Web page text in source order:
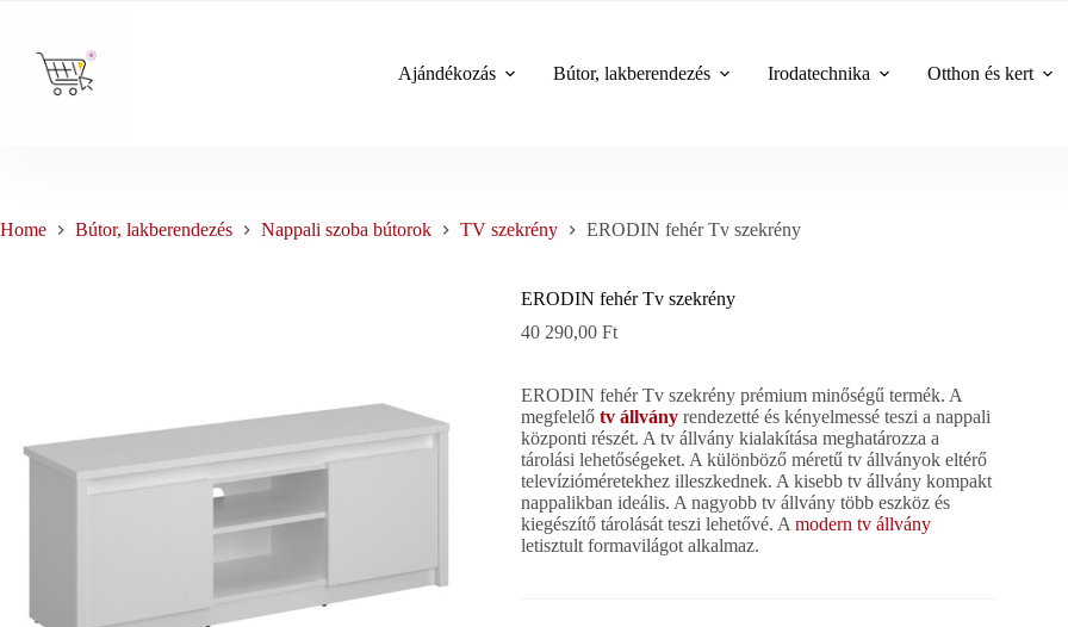
content
Ajándékozás
Bútor, lakberendezés Irodatechnika Otthon és kert
Home Bútor, lakberendezés Nappali szoba bútorok TV szekrény ERODIN fehér Tv szekrény
ERODIN fehér Tv szekrény
40 290,00Ft
ERODIN fehér Tv szekrény prémium minőségű termék. A
megfelelőtv állvány rendezetté és kényelmessé teszi a nappali
központi részét. A tv állvány kialakítása meghatározza a
tárolási lehetőségeket. A különböző méretű tv állványok eltérő
televízióméretekhez illeszkednek. A kisebb tv állvány kompakt
nappalikban ideális. A nagyobb tv állvány több eszköz és
kiegészítő tárolását teszi lehetővé. Amodern tv állvány
letisztult formavilágot alkalmaz.